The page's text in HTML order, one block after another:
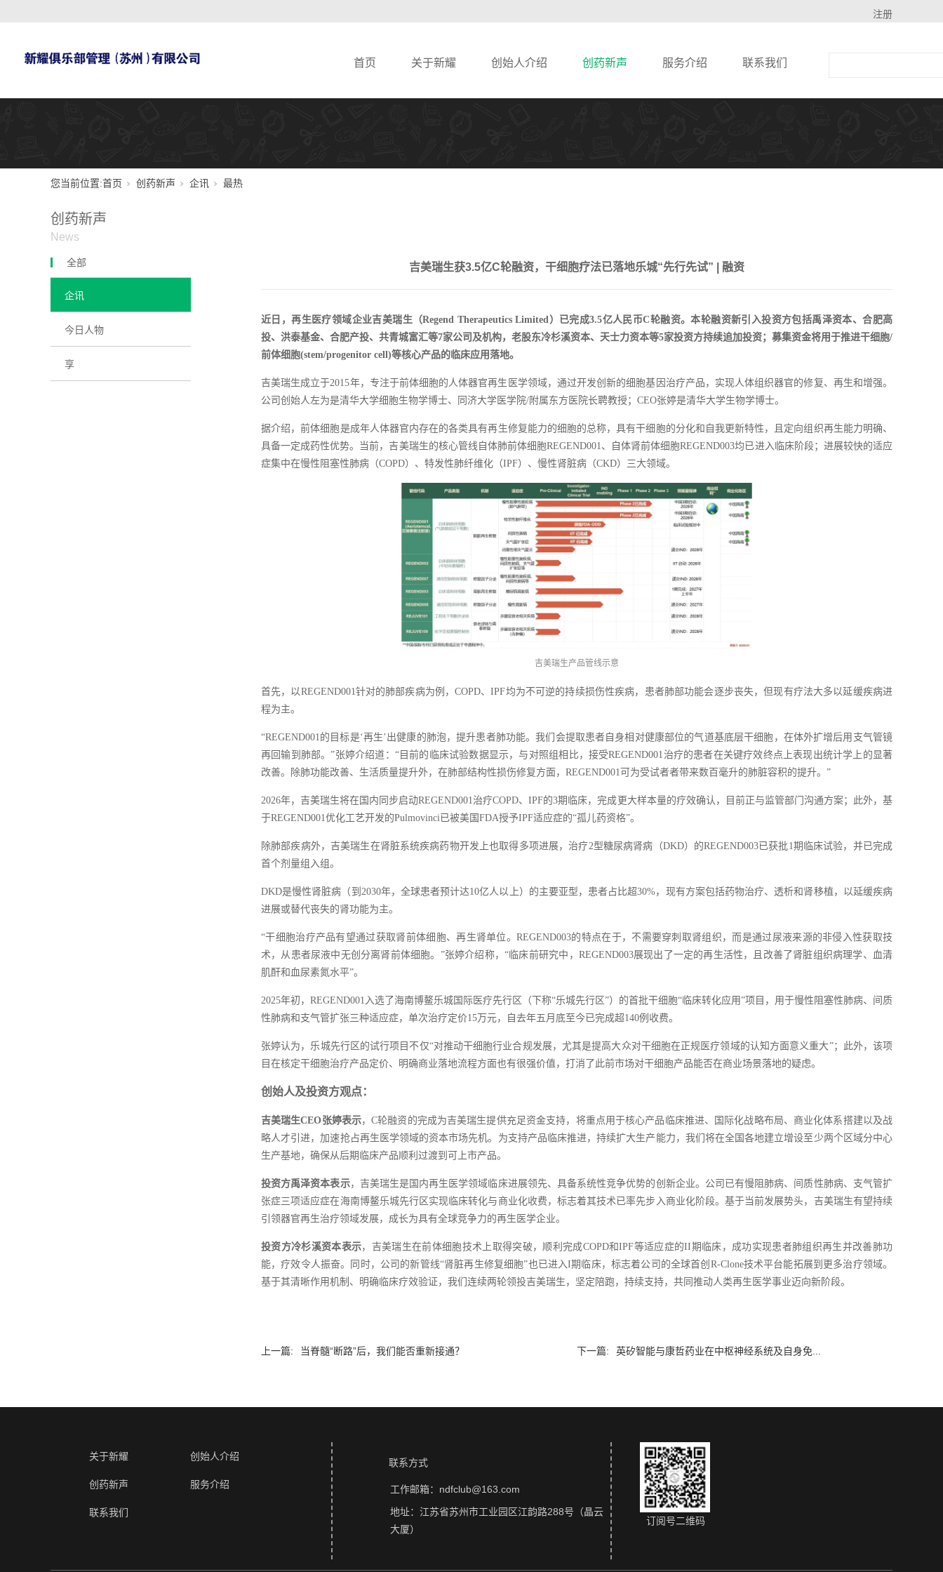
注册
首页 关于新耀 创始人介绍 创药新声 服务介绍 联系我们
您当前位置:首页 创药新声 企讯 最热
创药新声
News
全部
企讯
今日人物
享
吉美瑞生获3.5亿C轮融资，干细胞疗法已落地乐城“先行先试” | 融资
近日，再生医疗领域企业吉美瑞生（Regend Therapeutics Limited）已完成3.5亿人民币C轮融资。本轮融资新引入投资方包括禹泽资本、合肥高
投、洪泰基金、合肥产投、共青城富汇等7家公司及机构，老股东冷杉溪资本、天士力资本等5家投资方持续追加投资；募集资金将用于推进干细胞/
前体细胞(stem/progenitor cell)等核心产品的临床应用落地。
吉美瑞生成立于2015年，专注于前体细胞的人体器官再生医学领域，通过开发创新的细胞基因治疗产品，实现人体组织器官的修复、再生和增强。
公司创始人左为是清华大学细胞生物学博士、同济大学医学院/附属东方医院长聘教授；CEO张婷是清华大学生物学博士。
据介绍，前体细胞是成年人体器官内存在的各类具有再生修复能力的细胞的总称，具有干细胞的分化和自我更新特性，且定向组织再生能力明确、
具备一定成药性优势。当前，吉美瑞生的核心管线自体肺前体细胞REGEND001、自体肾前体细胞REGEND003均已进入临床阶段；进展较快的适应
症集中在慢性阻塞性肺病（COPD）、特发性肺纤维化（IPF）、慢性肾脏病（CKD）三大领域。
吉美瑞生产品管线示意
首先，以REGEND001针对的肺部疾病为例，COPD、IPF均为不可逆的持续损伤性疾病，患者肺部功能会逐步丧失，但现有疗法大多以延缓疾病进
程为主。
“REGEND001的目标是‘再生’出健康的肺泡，提升患者肺功能。我们会提取患者自身相对健康部位的气道基底层干细胞，在体外扩增后用支气管镜
再回输到肺部。”张婷介绍道：“目前的临床试验数据显示，与对照组相比，接受REGEND001治疗的患者在关键疗效终点上表现出统计学上的显著
改善。除肺功能改善、生活质量提升外，在肺部结构性损伤修复方面，REGEND001可为受试者者带来数百毫升的肺脏容积的提升。”
2026年，吉美瑞生将在国内同步启动REGEND001治疗COPD、IPF的3期临床，完成更大样本量的疗效确认，目前正与监管部门沟通方案；此外，基
于REGEND001优化工艺开发的Pulmovinci已被美国FDA授予IPF适应症的“孤儿药资格”。
除肺部疾病外，吉美瑞生在肾脏系统疾病药物开发上也取得多项进展，治疗2型糖尿病肾病（DKD）的REGEND003已获批1期临床试验，并已完成
首个剂量组入组。
DKD是慢性肾脏病（到2030年，全球患者预计达10亿人以上）的主要亚型，患者占比超30%，现有方案包括药物治疗、透析和肾移植，以延缓疾病
进展或替代丧失的肾功能为主。
“干细胞治疗产品有望通过获取肾前体细胞、再生肾单位。REGEND003的特点在于，不需要穿刺取肾组织，而是通过尿液来源的非侵入性获取技
术，从患者尿液中无创分离肾前体细胞。”张婷介绍称，“临床前研究中，REGEND003展现出了一定的再生活性，且改善了肾脏组织病理学、血清
肌酐和血尿素氮水平”。
2025年初，REGEND001入选了海南博鳌乐城国际医疗先行区（下称“乐城先行区”）的首批干细胞“临床转化应用”项目，用于慢性阻塞性肺病、间质
性肺病和支气管扩张三种适应症，单次治疗定价15万元，自去年五月底至今已完成超140例收费。
张婷认为，乐城先行区的试行项目不仅“对推动干细胞行业合规发展，尤其是提高大众对干细胞在正规医疗领域的认知方面意义重大”；此外，该项
目在核定干细胞治疗产品定价、明确商业落地流程方面也有很强价值，打消了此前市场对干细胞产品能否在商业场景落地的疑虑。
创始人及投资方观点：
吉美瑞生CEO张婷表示，C轮融资的完成为吉美瑞生提供充足资金支持，将重点用于核心产品临床推进、国际化战略布局、商业化体系搭建以及战
略人才引进，加速抢占再生医学领域的资本市场先机。为支持产品临床推进，持续扩大生产能力，我们将在全国各地建立增设至少两个区域分中心
生产基地，确保从后期临床产品顺利过渡到可上市产品。
投资方禹泽资本表示，吉美瑞生是国内再生医学领域临床进展领先、具备系统性竞争优势的创新企业。公司已有慢阻肺病、间质性肺病、支气管扩
张症三项适应症在海南博鳌乐城先行区实现临床转化与商业化收费，标志着其技术已率先步入商业化阶段。基于当前发展势头，吉美瑞生有望持续
引领器官再生治疗领域发展，成长为具有全球竞争力的再生医学企业。
投资方冷杉溪资本表示，吉美瑞生在前体细胞技术上取得突破，顺利完成COPD和IPF等适应症的II期临床，成功实现患者肺组织再生并改善肺功
能，疗效令人振奋。同时，公司的新管线“肾脏再生修复细胞”也已进入I期临床，标志着公司的全球首创R-Clone技术平台能拓展到更多治疗领域。
基于其清晰作用机制、明确临床疗效验证，我们连续两轮领投吉美瑞生，坚定陪跑，持续支持，共同推动人类再生医学事业迈向新阶段。
上一篇: 当脊髓“断路”后，我们能否重新接通？ 下一篇: 英矽智能与康哲药业在中枢神经系统及自身免...
关于新耀 创始人介绍
创药新声 服务介绍
联系我们
工作邮箱：ndfclub@163.com
联系方式
地址：江苏省苏州市工业园区江韵路288号（晶云
大厦）
订阅号二维码